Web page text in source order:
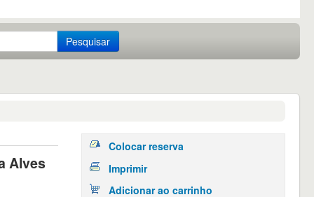
Pesquisar
Alves
Colocar reserva
Imprimir
Adicionar ao carrinho